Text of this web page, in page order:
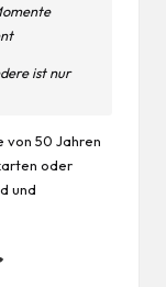
ist nur
von 50 Jahren
oder
und